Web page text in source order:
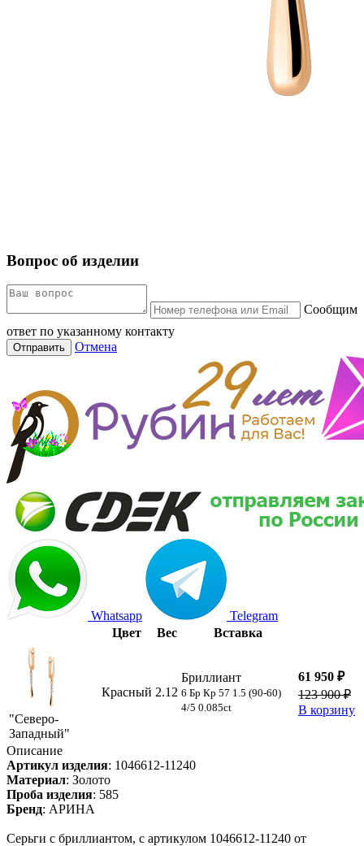
Вопрос об изделии
Сообщим
ответ по указанному контакту
Отправить Отмена
Whatsapp
Telegram
Цвет
Вес Вставка
"Северо-
Западный"
Красный 2.12
Бриллиант
6 Бр Кр 57 1.5 (90-60)
4/5 0.085ct
61 950 ₽
123 900 ₽
В корзину
Описание
Артикул изделия: 1046612-11240
Материал: Золото
Проба изделия: 585
Бренд: АРИНА
Серьги с бриллиантом, с артикулом 1046612-11240 от